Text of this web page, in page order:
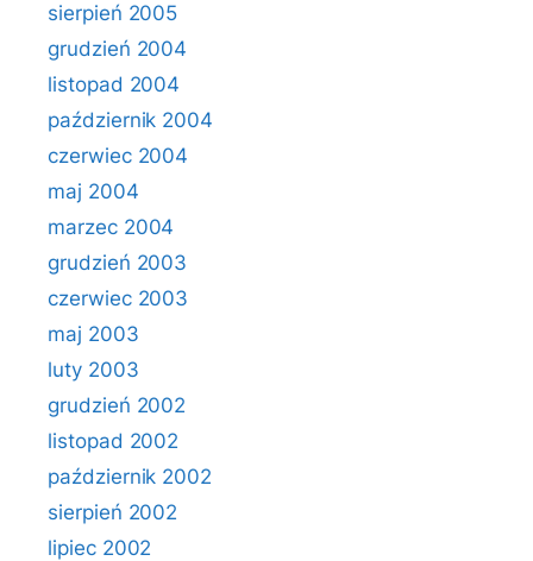
sierpień 2005
grudzień 2004
listopad 2004
październik 2004
czerwiec 2004
maj 2004
marzec 2004
grudzień 2003
czerwiec 2003
maj 2003
luty 2003
grudzień 2002
listopad 2002
październik 2002
sierpień 2002
lipiec 2002